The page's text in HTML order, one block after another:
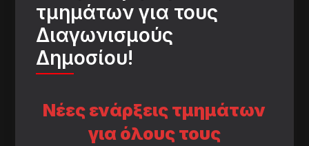
τμημάτων για τους
Διαγωνισμούς
Δημοσίου!
Νέες ενάρξεις τμημάτων
για όλους τους